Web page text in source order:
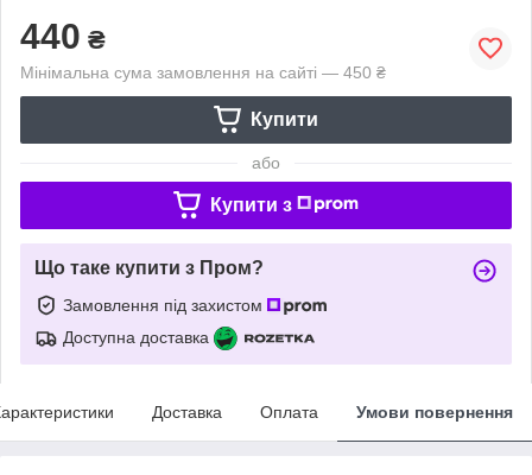
440 ₴
Мінімальна сума замовлення на сайті — 450 ₴
Купити
або
Купити з
Що таке купити з Пром?
Замовлення під захистом
Доступна доставка
Доставка Оплата Умови повернення